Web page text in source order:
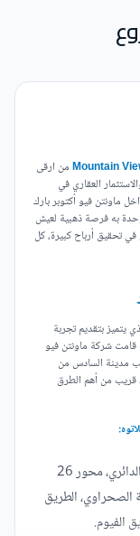
من ارقى
العقاري في
ماونتن فيو أكتوبر بارك
وحدة به فرصة ذهبية لعيش
في تحقيق أرباح كبيرة، كل
يتميز بتقديم تجربة
قامت شركة ماونتن فيو
مدينة السادس من
قريب من أهم الطرق
يسهل الوصول إلى الكمبوند من الطريق الدائري، محور 26
الصحراوي، الطريق
الفيوم.